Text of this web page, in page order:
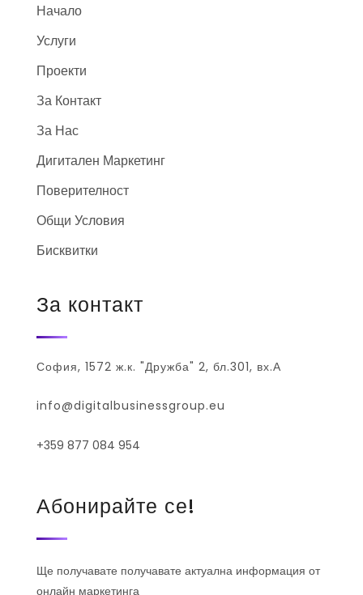
Начало
Услуги
Проекти
За Контакт
За Нас
Дигитален Маркетинг
Поверителност
Общи Условия
Бисквитки
За контакт
София, 1572 ж.к. "Дружба" 2, бл.301, вх.А
info@digitalbusinessgroup.eu
+359 877 084 954
Абонирайте се!
Ще получавате получавате актуална информация от
онлайн маркетинга